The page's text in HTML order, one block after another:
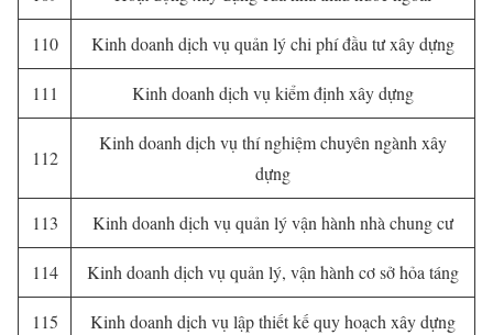
110 Kinh doanh dịch vụ quản lý chi phí đầu tư xây dựng
111 Kinh doanh dịch vụ kiểm định xây dựng
112
Kinh doanh dịch vụ thí nghiệm chuyên ngành xây
dựng
113 Kinh doanh dịch vụ quản lý vận hành nhà chung cư
114 Kinh doanh dịch vụ quản lý, vận hành cơ sở hỏa táng
115 Kinh doanh dịch vụ lập thiết kế quy hoạch xây dựng